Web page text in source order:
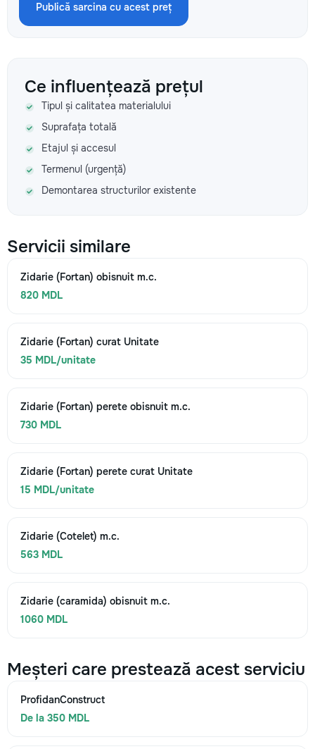
Publică sarcina cu acest preț
Ce influențează prețul
Tipul și calitatea materialului
Suprafața totală
Etajul și accesul
Termenul (urgență)
Demontarea structurilor existente
Servicii similare
Zidarie (Fortan) obisnuit m.c.
820 MDL
Zidarie (Fortan) curat Unitate
35 MDL/unitate
Zidarie (Fortan) perete obisnuit m.c.
730 MDL
Zidarie (Fortan) perete curat Unitate
15 MDL/unitate
Zidarie (Cotelet) m.c.
563 MDL
Zidarie (caramida) obisnuit m.c.
1060 MDL
Meșteri care prestează acest serviciu
ProfidanConstruct
De la 350 MDL